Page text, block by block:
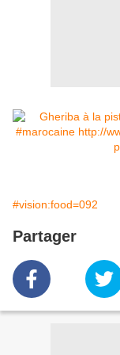
#vision:food=092
Partager